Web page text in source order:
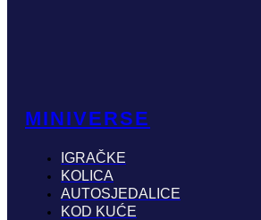
MINIVERSE
IGRAČKE
KOLICA
AUTOSJEDALICE
KOD KUĆE